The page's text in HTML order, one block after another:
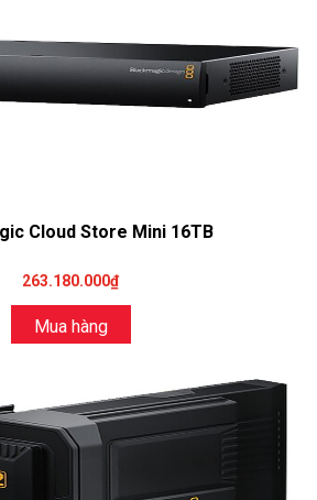
Cloud Store Mini 16TB
263.180.000₫
Mua hàng